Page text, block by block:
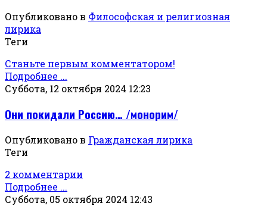
Опубликовано в Философская и религиозная
лирика
Теги
Станьте первым комментатором!
Подробнее ...
Суббота, 12 октября 2024 12:23
Они покидали Россию… /монорим/
Опубликовано в Гражданская лирика
Теги
2 комментарии
Подробнее ...
Суббота, 05 октября 2024 12:43